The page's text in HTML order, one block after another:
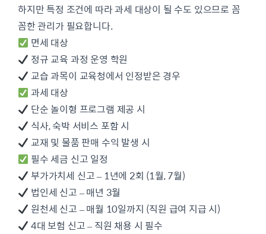
하지만 특정 조건에 따라 과세 대상이 될 수도 있으므로 꼼
꼼한 관리가 필요합니다.
면세 대상
정규 교육 과정 운영 학원
교습 과목이 교육청에서 인정받은 경우
과세 대상
단순 놀이형 프로그램 제공 시
식사, 숙박 서비스 포함 시
교재 및 물품 판매 수익 발생 시
필수 세금 신고 일정
부가가치세 신고 – 1년에 2회 (1월, 7월)
법인세 신고 – 매년 3월
원천세 신고 – 매월 10일까지 (직원 급여 지급 시)
4대 보험 신고 – 직원 채용 시 필수